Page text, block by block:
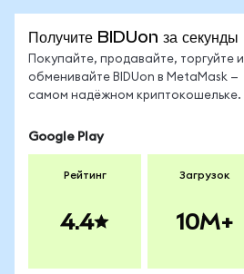
Получите BIDUon за секунды
Покупайте, продавайте, торгуйте и
обменивайте BIDUon в MetaMask —
самом надёжном криптокошельке.
Google Play
Рейтинг
4.4
Загрузок
10M+